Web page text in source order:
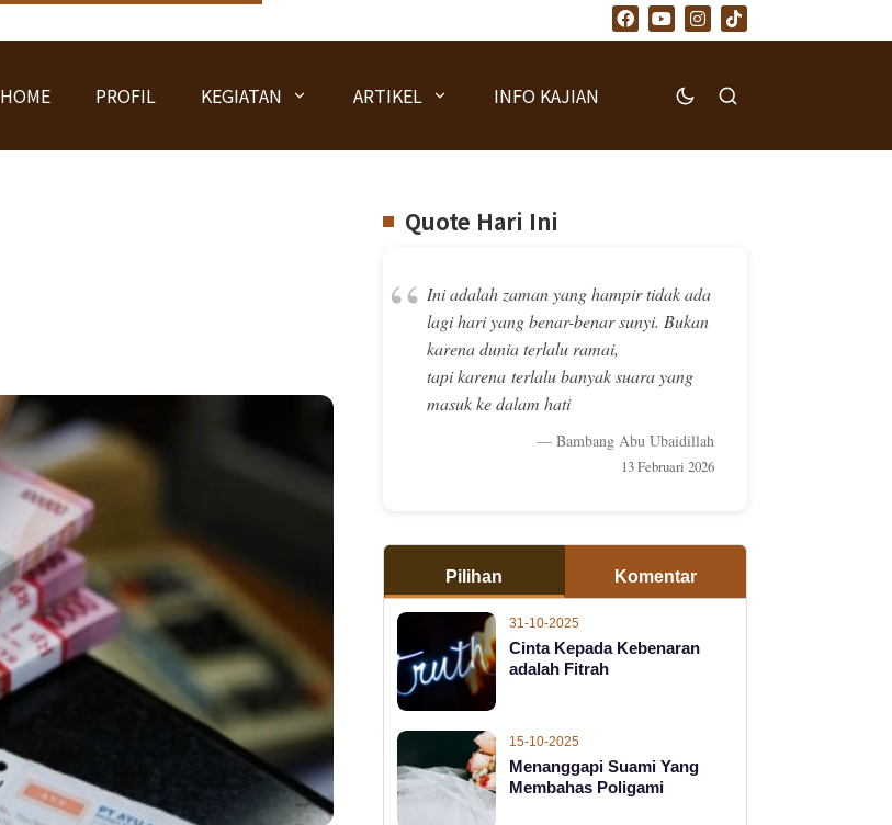
HOME PROFIL KEGIATAN ARTIKEL INFO KAJIAN
Quote Hari Ini
“ Ini adalah zaman yang hampir tidak ada
lagi hari yang benar-benar sunyi. Bukan
karena dunia terlalu ramai,
tapi karena terlalu banyak suara yang
masuk ke dalam hati
— Bambang Abu Ubaidillah
13 Februari 2026
Pilihan Komentar
31-10-2025
Cinta Kepada Kebenaran
adalah Fitrah
15-10-2025
Menanggapi Suami Yang
Membahas Poligami